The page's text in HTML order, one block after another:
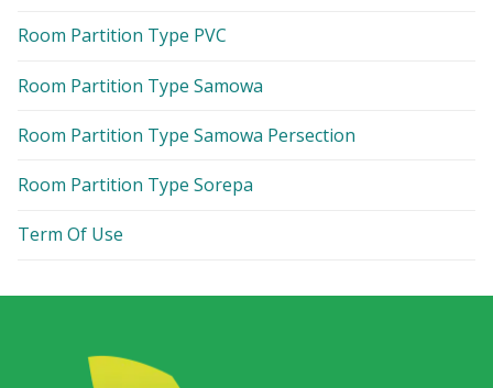
Room Partition Type PVC
Room Partition Type Samowa
Room Partition Type Samowa Persection
Room Partition Type Sorepa
Term Of Use